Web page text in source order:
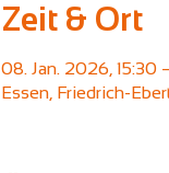
Zeit & Ort
08. Jan. 2026, 15:30
Essen, Friedrich-